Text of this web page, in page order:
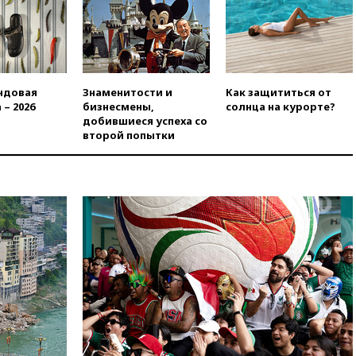
в Госдуму
вчера, 19:25Путин
прокомментировал первый
номер «Единой России» в
бюллетене
вчера, 19:15 Путин обсудил с
Памфиловой подготовку к
единому дню голосования
вчера, 18:56Wildberries
вчера, 18:45Крупнейший
склад маркетплейса Rozetka
сгорел под Киевом
вчера, 18:35 Джаред Лето
лишился роли в фильме
Барри Левинсона на фоне
обвинений в насилии
вчера, 18:28Выборы ректора
ГИТИСа перенесены на «после
2026
Знаменитости и
бизнесмены,
добившиеся успеха со
второй попытки
Как защититься от
солнца на курорте?